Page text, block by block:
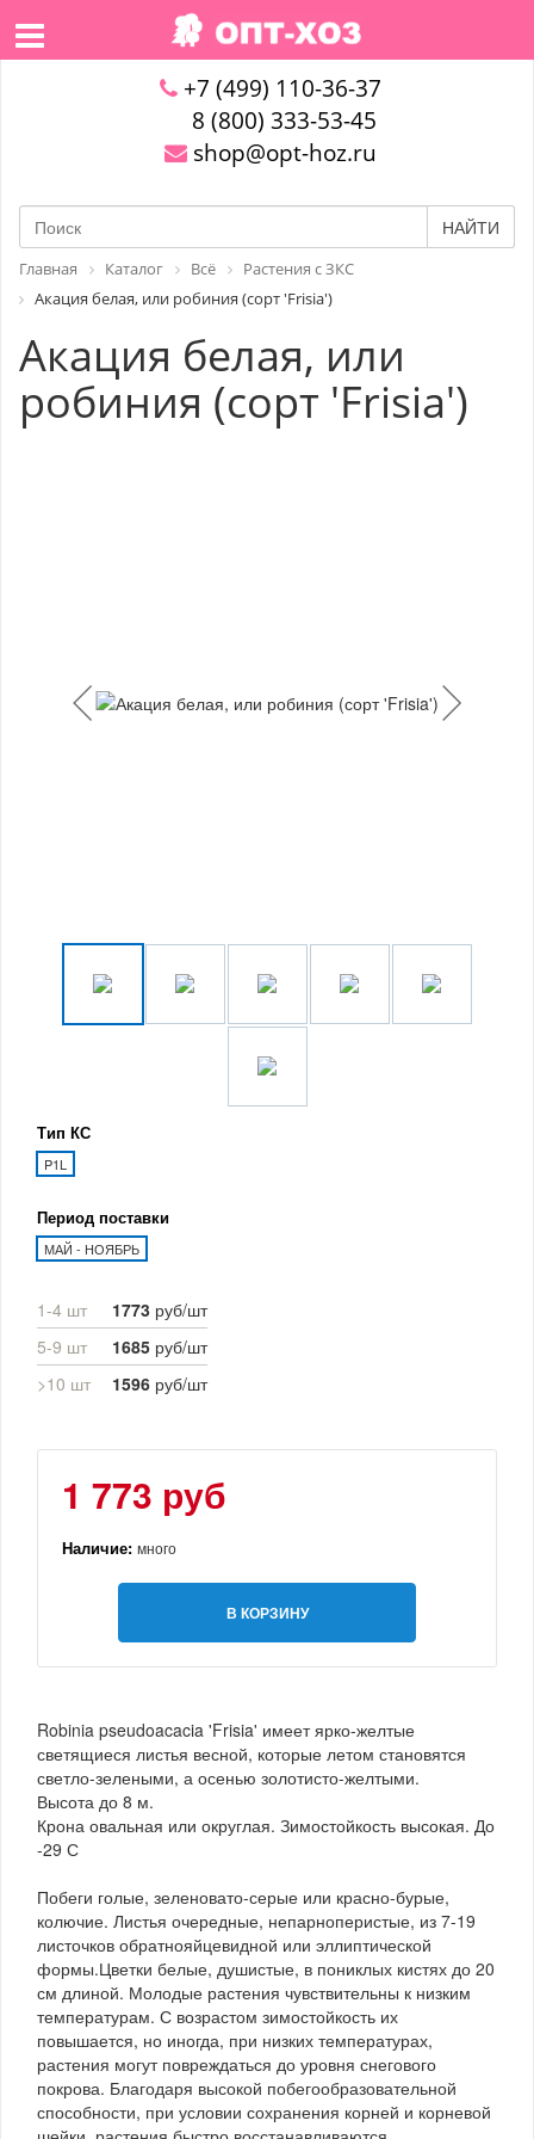
+7 (499) 110-36-37
8 (800) 333-53-45
shop@opt-hoz.ru
НАЙТИ
Главная Каталог Всё
Растения с ЗКС
Акация белая, или робиния (сорт 'Frisia')
Акация белая, или
робиния (сорт 'Frisia')
Тип КС
P1L
Период поставки
МАЙ - НОЯБРЬ
1-4 шт 1773 руб/шт
5-9 шт
1685 руб/шт
>10 шт
1596 руб/шт
1 773 руб
Наличие: много
В КОРЗИНУ
Robinia pseudoacacia 'Frisia' имеет ярко-желтые
светящиеся листья весной, которые летом становятся
светло-зелеными, а осенью золотисто-желтыми.
Высота до 8 м.
Крона овальная или округлая. Зимостойкость высокая. До
-29 С
Побеги голые, зеленовато-серые или красно-бурые,
колючие. Листья очередные, непарноперистые, из 7-19
листочков обратнояйцевидной или эллиптической
формы.Цветки белые, душистые, в пониклых кистях до 20
см длиной. Молодые растения чувствительны к низким
температурам. С возрастом зимостойкость их
повышается, но иногда, при низких температурах,
растения могут повреждаться до уровня снегового
покрова. Благодаря высокой побегообразовательной
способности, при условии сохранения корней и корневой